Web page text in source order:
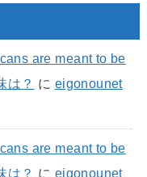
are meant to be
は？ に eigonounet
are meant to be
は？ に eigonounet